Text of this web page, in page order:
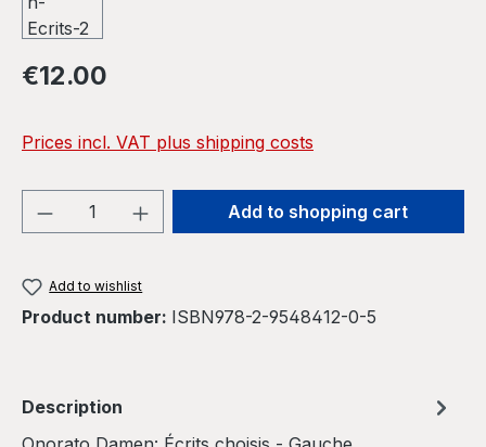
Regular price:
€12.00
Prices incl. VAT plus shipping costs
Product Quantity: Enter the desired
Add to shopping cart
Add to wishlist
Product number: ISBN978-2-9548412-0-5
Description